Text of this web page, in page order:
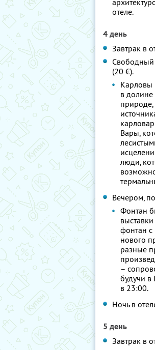
отеле.
4 день
Завтрак в
Свободный
(20 €).
Карловы
в долине
Вары,
люди,
Вечером,
Фонтан
фонтан
нового
разные
–
будучи в
в 23:00.
Ночь в
5 день
Завтрак в